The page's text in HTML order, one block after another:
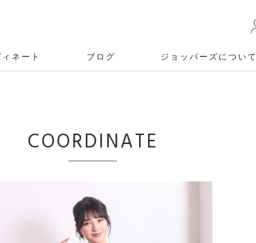
ネート ブログ ジョッパーズについて
COORDINATE